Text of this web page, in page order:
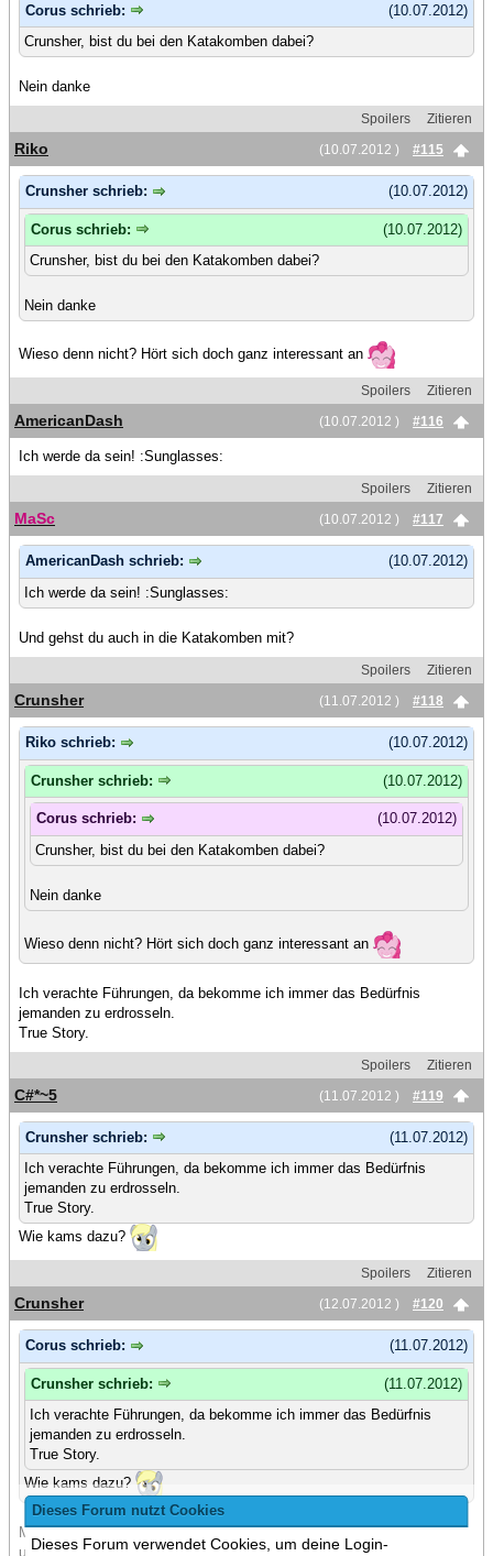
Dieses Forum nutzt Cookies
Dieses Forum verwendet Cookies, um deine Login-
(10.07.2012)
Corus schrieb:
Crunsher, bist du bei den Katakomben dabei?
Nein danke
Spoilers
Zitieren
(10.07.2012 )
#115
Riko
(10.07.2012)
Crunsher schrieb:
(10.07.2012)
Corus schrieb:
Crunsher, bist du bei den Katakomben dabei?
Nein danke
Wieso denn nicht? Hört sich doch ganz interessant an
Spoilers
Zitieren
(10.07.2012 )
#116
AmericanDash
Ich werde da sein! :Sunglasses:
Spoilers
Zitieren
(10.07.2012 )
#117
MaSc
(10.07.2012)
AmericanDash schrieb:
Ich werde da sein! :Sunglasses:
Und gehst du auch in die Katakomben mit?
Spoilers
Zitieren
(11.07.2012 )
#118
Crunsher
(10.07.2012)
Riko schrieb:
(10.07.2012)
Crunsher schrieb:
(10.07.2012)
Corus schrieb:
Crunsher, bist du bei den Katakomben dabei?
Nein danke
Wieso denn nicht? Hört sich doch ganz interessant an
Ich verachte Führungen, da bekomme ich immer das Bedürfnis
jemanden zu erdrosseln.
True Story.
Spoilers
Zitieren
(11.07.2012 )
#119
C#*~5
(11.07.2012)
Crunsher schrieb:
Ich verachte Führungen, da bekomme ich immer das Bedürfnis
jemanden zu erdrosseln.
True Story.
Wie kams dazu?
Spoilers
Zitieren
(12.07.2012 )
#120
Crunsher
(11.07.2012)
Corus schrieb:
(11.07.2012)
Crunsher schrieb:
Ich verachte Führungen, da bekomme ich immer das Bedürfnis
jemanden zu erdrosseln.
True Story.
Wie kams dazu?
Man rennt die ganze Zeit einem Typen hinterher der einen mit
unwichtiger Information zutextet. Ich verstehe nicht wie man da keine